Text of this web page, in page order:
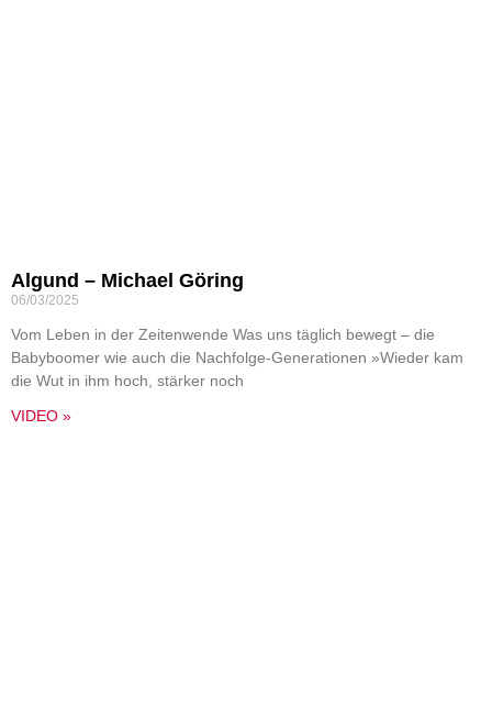
Algund – Michael Göring
06/03/2025
Vom Leben in der Zeitenwende Was uns täglich bewegt – die
Babyboomer wie auch die Nachfolge-Generationen »Wieder kam
die Wut in ihm hoch, stärker noch
VIDEO »